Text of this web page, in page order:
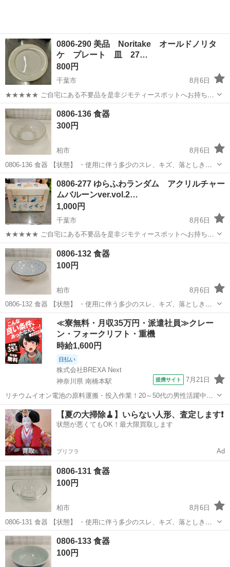
0806-290 美品 Noritake オールドノリタ
ケ プレート 皿 27…
800円
千葉市
8月6日
★★★★★ ご自宅にある不要品を是非ジモティースポットへお持ち込
みしませんか？ 家電、趣味・スポーツ・レジャー用品、こども用品、
衣料服飾品、生活雑貨、家具、本、CD・DVDなどが無料でまとめて持
ち込めます！ ※詳細はこ...
千葉 千葉市 オールドノリタケ
0806-136 食器
300円
柏市
8月6日
0806-136 食器 【状態】 ・使用に伴う多少のスレ、キズ、落としきれ
ない汚れなどございます ・詳細は現地でご確認ください ・お値引きは
出来かねますのでご了承願います ※中古品のため、状態についてはご
理...
千葉 柏市 現地
0806-277 ゆらふわランダム アクリルチャー
ムバルーンver.vol.2…
1,000円
千葉市
8月6日
★★★★★ ご自宅にある不要品を是非ジモティースポットへお持ち込
みしませんか？ 家電、趣味・スポーツ・レジャー用品、こども用品、
衣料服飾品、生活雑貨、家具、本、CD・DVDなどが無料でまとめて持
ち込めます！ ※詳細はこ...
千葉 千葉市 鬼滅の刃
0806-132 食器
100円
柏市
8月6日
0806-132 食器 【状態】 ・使用に伴う多少のスレ、キズ、落としきれ
ない汚れなどございます ・詳細は現地でご確認ください ・お値引きは
出来かねますのでご了承願います ※中古品のため、状態についてはご
理...
千葉 柏市 食器 現地
≪寮無料・月収35万円・派遣社員≫クレー
ン・フォークリフト・重機
時給1,600円
日払い
株式会社BREXA Next
神奈川県 南橋本駅
提携サイト 7月21日
リチウムイオン電池の原料運搬・投入作業！20～50代の男性活躍中★
ワンルーム寮完備！赴任旅費会社負担！年間休日130日★フォークリフ
ト免許お持ちの方、活躍中！就業先食堂利用可★《神奈川県相模原
市》 人気の工場のお仕事 ◇電...
神奈川 相模原市 南橋本駅 その他
【夏の大掃除🧹】いらない人形、査定します❗️
状態が悪くてもOK！最大限買取します
プリフラ Ad
0806-131 食器
100円
柏市
8月6日
0806-131 食器 【状態】 ・使用に伴う多少のスレ、キズ、落としきれ
ない汚れなどございます ・詳細は現地でご確認ください ・お値引きは
出来かねますのでご了承願います ※中古品のため、状態についてはご
理...
千葉 柏市 現地
0806-133 食器
100円